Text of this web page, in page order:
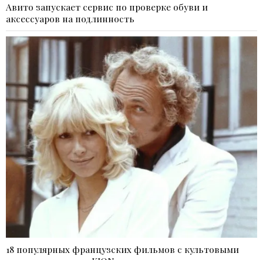
Авито запускает сервис по проверке обуви и
аксессуаров на подлинность
18 популярных французских фильмов с культовыми